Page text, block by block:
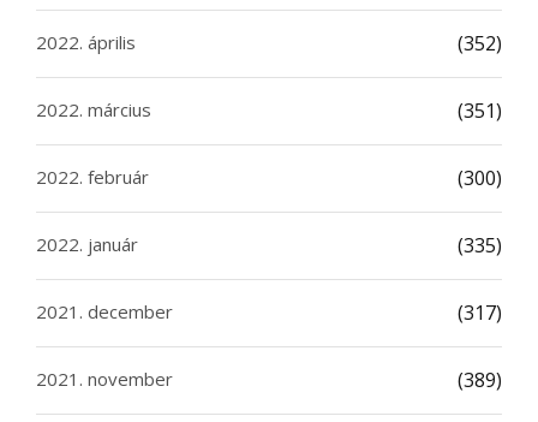
2022. április (352)
2022. március (351)
2022. február (300)
2022. január (335)
2021. december (317)
2021. november (389)